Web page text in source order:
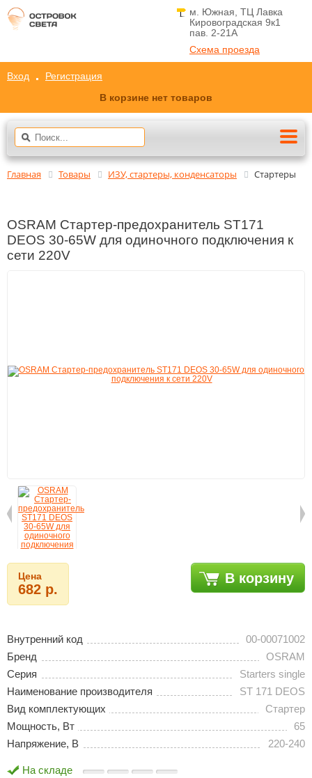
м. Южная, ТЦ Лавка
Кировоградская 9к1
пав. 2-21A
Схема проезда
Вход
Регистрация
В корзине нет товаров
Главная Товары ИЗУ, стартеры, конденсаторы Стартеры
OSRAM Стартер-предохранитель ST171
DEOS 30-65W для одиночного подключения к
сети 220V
Цена
682 р.
В корзину
Внутренний код
00-00071002
Бренд
OSRAM
Серия
Starters single
Наименование производителя
ST 171 DEOS
Вид комплектующих
Стартер
Мощность, Вт
65
Напряжение, В
220-240
На складе